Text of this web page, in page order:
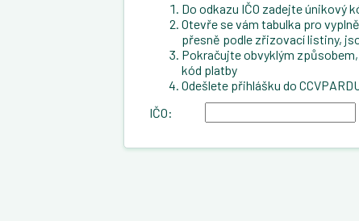
Do odkazu IČO zadejte únikový
Otevře se vám tabulka pro
přesně podle zřizovací listiny,
Pokračujte obvyklým
kód platby
Odešlete přihlášku do
IČO: